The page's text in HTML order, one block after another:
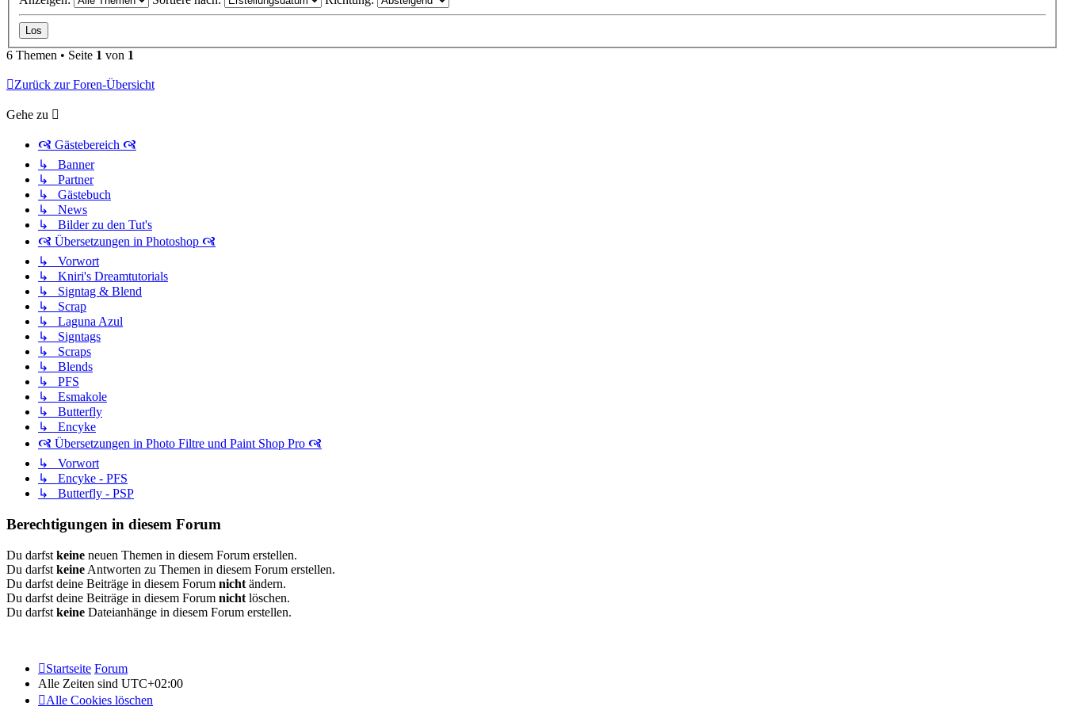
6 Themen • Seite 1 von 1
Zurück zur Foren-Übersicht
Gehe zu
🙧 Gästebereich 🙧
↳ Banner
↳ Partner
↳ Gästebuch
↳ News
↳ Bilder zu den Tut's
🙧 Übersetzungen in Photoshop 🙧
↳ Vorwort
↳ Kniri's Dreamtutorials
↳ Signtag & Blend
↳ Scrap
↳ Laguna Azul
↳ Signtags
↳ Scraps
↳ Blends
↳ PFS
↳ Esmakole
↳ Butterfly
↳ Encyke
🙧 Übersetzungen in Photo Filtre und Paint Shop Pro 🙧
↳ Vorwort
↳ Encyke - PFS
↳ Butterfly - PSP
Berechtigungen in diesem Forum
Du darfst keine neuen Themen in diesem Forum erstellen.
Du darfst keine Antworten zu Themen in diesem Forum erstellen.
Du darfst deine Beiträge in diesem Forum nicht ändern.
Du darfst deine Beiträge in diesem Forum nicht löschen.
Du darfst keine Dateianhänge in diesem Forum erstellen.
Startseite Forum
Alle Zeiten sind UTC+02:00
Alle Cookies löschen